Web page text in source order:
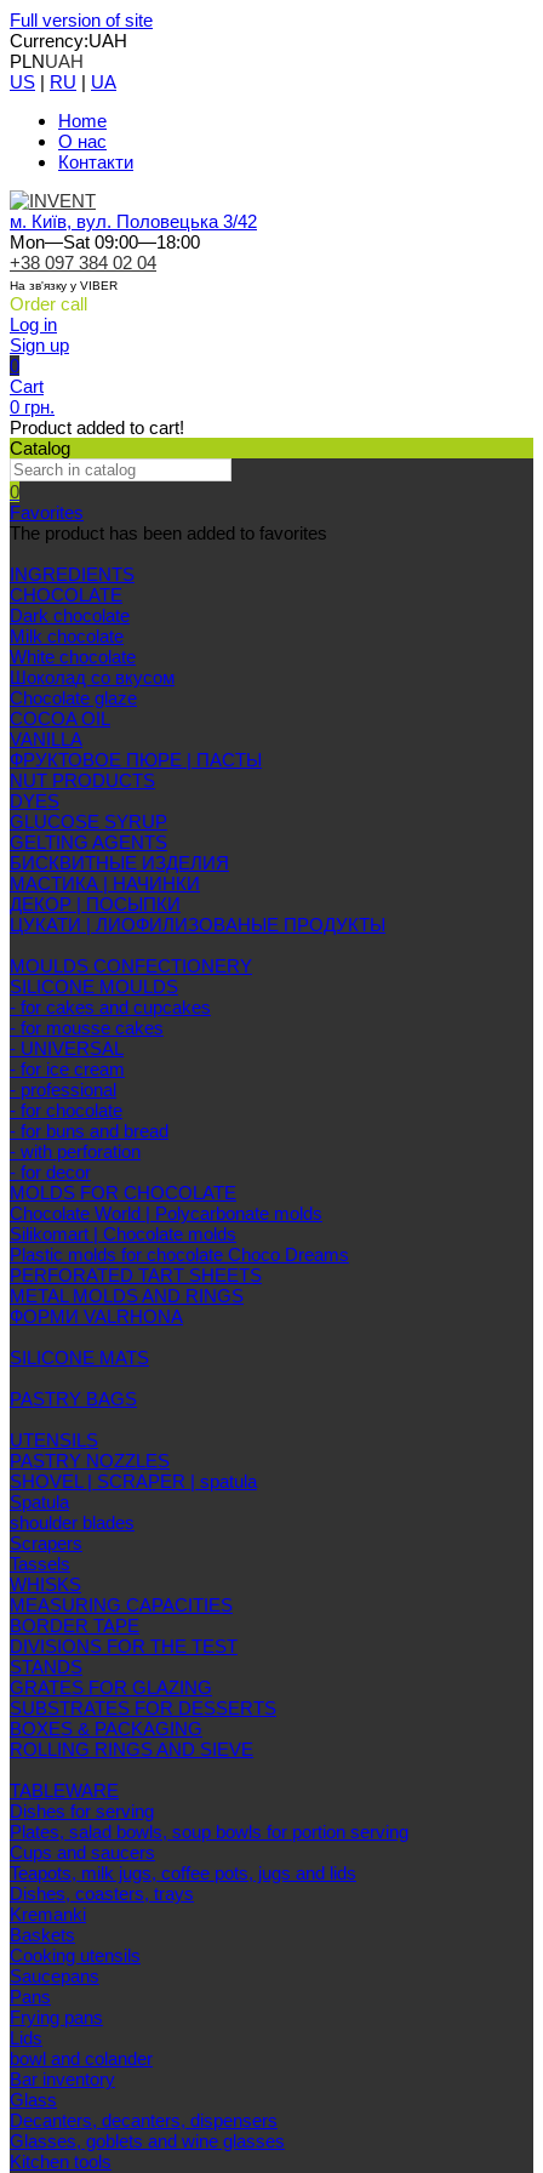
Full version of site
Currency:UAH
PLNUAH
US | RU | UA
Home
О нас
Контакти
м. Київ, вул. Половецька 3/42
Mon—Sat 09:00—18:00
+38 097 384 02 04
На зв'язку у VIBER
Order call
Log in
Sign up
0
Cart
0 грн.
Product added to cart!
Catalog
0
Favorites
The product has been added to favorites
INGREDIENTS
CHOCOLATE
Dark chocolate
Milk chocolate
White chocolate
Шоколад со вкусом
Chocolate glaze
COCOA OIL
VANILLA
ФРУКТОВОЕ ПЮРЕ | ПАСТЫ
NUT PRODUCTS
DYES
GLUCOSE SYRUP
GELTING AGENTS
БИСКВИТНЫЕ ИЗДЕЛИЯ
МАСТИКА | НАЧИНКИ
ДЕКОР | ПОСЫПКИ
ЦУКАТИ | ЛИОФИЛИЗОВАНЫЕ ПРОДУКТЫ
MOULDS CONFECTIONERY
SILICONE MOULDS
- for cakes and cupcakes
- for mousse cakes
- UNIVERSAL
- for ice cream
- professional
- for chocolate
- for buns and bread
- with perforation
- for decor
MOLDS FOR CHOCOLATE
Chocolate World | Polycarbonate molds
Silikomart | Chocolate molds
Plastic molds for chocolate Choco Dreams
PERFORATED TART SHEETS
METAL MOLDS AND RINGS
ФОРМИ VALRHONA
SILICONE MATS
PASTRY BAGS
UTENSILS
PASTRY NOZZLES
SHOVEL | SCRAPER | spatula
Spatula
shoulder blades
Scrapers
Tassels
WHISKS
MEASURING CAPACITIES
BORDER TAPE
DIVISIONS FOR THE TEST
STANDS
GRATES FOR GLAZING
SUBSTRATES FOR DESSERTS
BOXES & PACKAGING
ROLLING RINGS AND SIEVE
TABLEWARE
Dishes for serving
Plates, salad bowls, soup bowls for portion serving
Cups and saucers
Teapots, milk jugs, coffee pots, jugs and lids
Dishes, coasters, trays
Kremanki
Baskets
Cooking utensils
Saucepans
Pans
Frying pans
Lids
bowl and colander
Bar inventory
Glass
Decanters, decanters, dispensers
Glasses, goblets and wine glasses
Kitchen tools